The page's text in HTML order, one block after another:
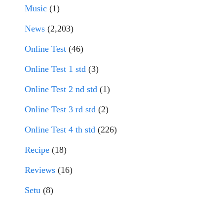
Music (1)
News (2,203)
Online Test (46)
Online Test 1 std (3)
Online Test 2 nd std (1)
Online Test 3 rd std (2)
Online Test 4 th std (226)
Recipe (18)
Reviews (16)
Setu (8)